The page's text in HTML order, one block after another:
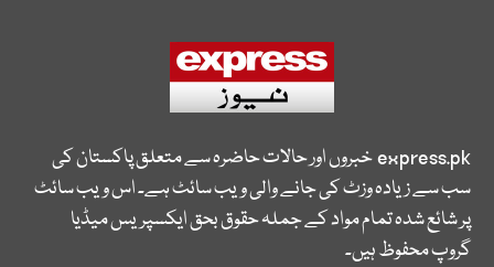
express.pkخبروں اور حالات حاضرہ سے متعلق پاکستان کی
سب سے زیادہ وزٹ کی جانے والی ویب سائٹ ہے۔ اس ویب سائٹ
پر شائع شدہ تمام مواد کے جملہ حقوق بحق ایکسپریس میڈیا
گروپ محفوظ ہیں۔